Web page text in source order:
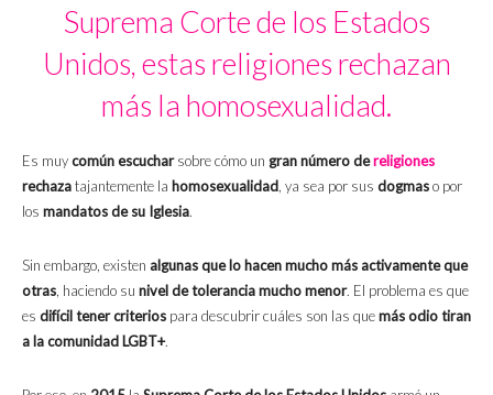
Suprema Corte de los Estados
Unidos, estas religiones rechazan
más la homosexualidad.
Es muycomún escucharsobre cómo un gran número dereligiones
rechazatajantemente la homosexualidad, ya sea por sus dogmaso por
los mandatos de su Iglesia.
Sin embargo, existen algunas que lo hacen mucho más activamente que
otras, haciendo su nivel de tolerancia mucho menor. El problema es que
es difícil tener criterios para descubrir cuáles son las quemás odio tiran
a la comunidad LGBT+.